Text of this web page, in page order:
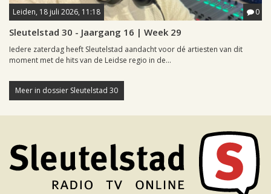
Leiden, 18 juli 2026, 11:18 0
Sleutelstad 30 - Jaargang 16 | Week 29
Iedere zaterdag heeft Sleutelstad aandacht voor dé artiesten van dit
moment met de hits van de Leidse regio in de...
Meer in dossier Sleutelstad 30